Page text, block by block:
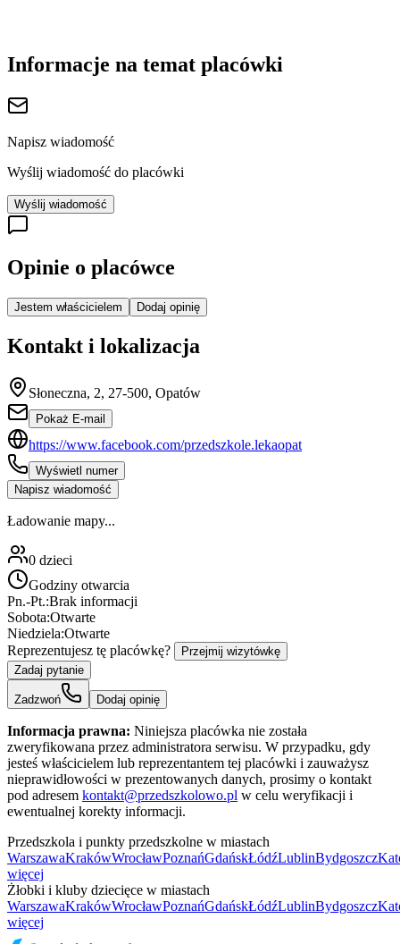
Informacje na temat placówki
Napisz wiadomość
Wyślij wiadomość do placówki
Wyślij wiadomość
Opinie o placówce
Jestem właścicielem Dodaj opinię
Kontakt i lokalizacja
Słoneczna, 2, 27-500, Opatów
Pokaż E-mail
https://www.facebook.com/przedszkole.lekaopat
Wyświetl numer
Napisz wiadomość
Ładowanie mapy...
0 dzieci
Godziny otwarcia
Pn.-Pt.:Brak informacji
Sobota:Otwarte
Niedziela:Otwarte
Reprezentujesz tę placówkę?
Przejmij wizytówkę
Zadaj pytanie
Zadzwoń Dodaj opinię
Informacja prawna: Niniejsza placówka nie została
zweryfikowana przez administratora serwisu. W przypadku, gdy
jesteś właścicielem lub reprezentantem tej placówki i zauważysz
nieprawidłowości w prezentowanych danych, prosimy o kontakt
pod adresem kontakt@przedszkolowo.pl w celu weryfikacji i
ewentualnej korekty informacji.
Przedszkola i punkty przedszkolne w miastach
WarszawaKrakówWrocławPoznańGdańskŁódźLublinBydgoszcz
więcej
Żłobki i kluby dziecięce w miastach
WarszawaKrakówWrocławPoznańGdańskŁódźLublinBydgoszcz
więcej